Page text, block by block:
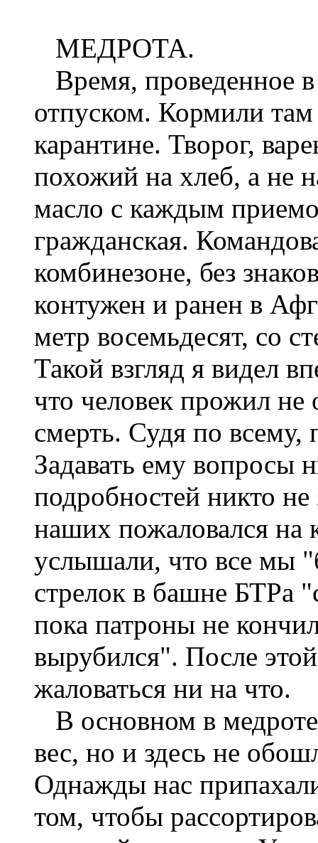
МЕДРОТА.
Время, проведенное
отпуском. Кормили
карантине. Творог,
похожий на хлеб, а не
масло с каждым
гражданская.
комбинезоне, без
контужен и ранен в
метр восемьдесят, со
Такой взгляд я видел
что человек прожил
смерть. Судя по
Задавать ему вопросы
подробностей никто
наших пожаловался на
услышали, что все мы
стрелок в башне БТРа
пока патроны не
вырубился". После
жаловаться ни на что.
В основном в
вес, но и здесь не
Однажды нас
том, чтобы